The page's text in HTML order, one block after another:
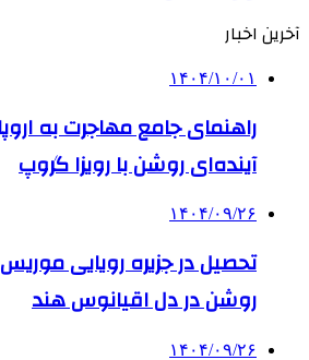
آخرین اخبار
۱۴۰۴/۱۰/۰۱
راهنمای جامع مهاجرت به
آینده‌ای روشن با رویزا گروپ
۱۴۰۴/۰۹/۲۶
تحصیل در جزیره رویایی
روشن در دل اقیانوس ‌هند
۱۴۰۴/۰۹/۲۶